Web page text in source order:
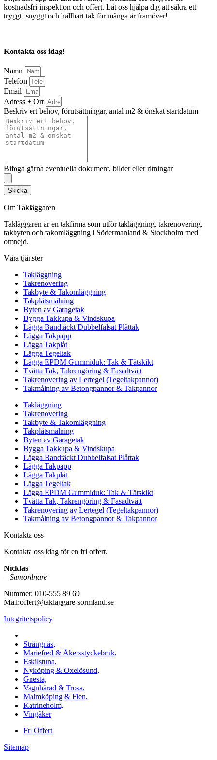
kostnadsfri inspektion och offert. Låt oss hjälpa dig att säkra ett
tryggt, snyggt och hållbart tak för många år framöver!
Kontakta oss idag!
Namn
Telefon
Email
Adress + Ort
Beskriv ert behov, förutsättningar, antal m2 & önskat startdatum
Bifoga gärna eventuella dokument, bilder eller ritningar
Skicka
Om Takläggaren
Takläggaren är en takfirma som utför takläggning, takrenovering,
takbyten och takomläggning i Södermanland & Stockholm med
omnejd.
Våra tjänster
Takläggning
Takrenovering
Takbyte & Takomläggning
Takplåtsmålning
Byten av Garagetak
Bygga Takkupa & Vindskupa
Lägga Bandtäckt Dubbelfalsat Plåttak
Lägga Takpapp
Lägga Takplåt
Lägga Tegeltak
Lägga EPDM Gummiduk: Tak & Tätskikt
Tvätta Tak, Takrengöring & Fasadtvätt
Takrenovering av Lertegel (Tegeltakpannor)
Takmålning av Betongpannor & Takpannor
Takläggning
Takrenovering
Takbyte & Takomläggning
Takplåtsmålning
Byten av Garagetak
Bygga Takkupa & Vindskupa
Lägga Bandtäckt Dubbelfalsat Plåttak
Lägga Takpapp
Lägga Takplåt
Lägga Tegeltak
Lägga EPDM Gummiduk: Tak & Tätskikt
Tvätta Tak, Takrengöring & Fasadtvätt
Takrenovering av Lertegel (Tegeltakpannor)
Takmålning av Betongpannor & Takpannor
Kontakta oss
Kontakta oss idag för en fri offert.
Nicklas
– Samordnare
Nummer: 010-555 89 69
Mail:offert@taklaggare-sormland.se
Integritetspolicy
Strängnäs,
Mariefred & Åkersstyckebruk,
Eskilstuna,
Nyköping & Oxelösund,
Gnesta,
Vagnhärad & Trosa,
Malmköping & Flen,
Katrineholm,
Vingåker
Fri Offert
Sitemap